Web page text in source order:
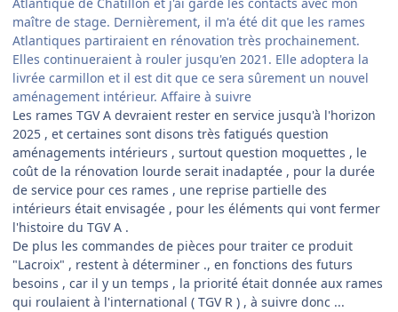
maître de stage. Dernièrement, il m'a été dit que les rames
Atlantiques partiraient en rénovation très prochainement.
Elles continueraient à rouler jusqu'en 2021. Elle adoptera la
livrée carmillon et il est dit que ce sera sûrement un nouvel
aménagement intérieur. Affaire à suivre
Les rames TGV A devraient rester en service jusqu'à l'horizon
2025 , et certaines sont disons très fatigués question
aménagements intérieurs , surtout question moquettes , le
coût de la rénovation lourde serait inadaptée , pour la durée
de service pour ces rames , une reprise partielle des
intérieurs était envisagée , pour les éléments qui vont fermer
l'histoire du TGV A .
De plus les commandes de pièces pour traiter ce produit
"Lacroix" , restent à déterminer ., en fonctions des futurs
besoins , car il y un temps , la priorité était donnée aux rames
qui roulaient à l'international ( TGV R ) , à suivre donc ...